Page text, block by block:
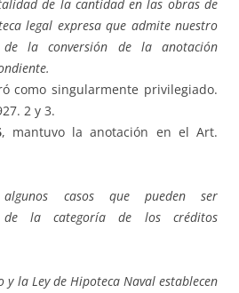
de la cantidad en las obras de
legal expresa que admite nuestro
la conversión de la anotación
como singularmente privilegiado.
2 y 3.
, mantuvo la anotación en el Art.
casos que pueden ser
de la categoría de los créditos
y la Ley de Hipoteca Naval establecen